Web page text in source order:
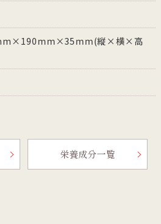
縦×横×高
栄養成分一覧